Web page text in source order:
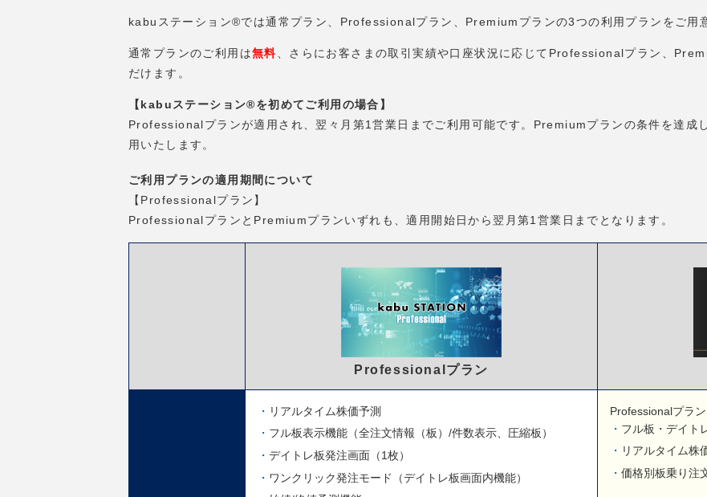
kabuステーション®では通常プラン、Professionalプラン、Premiumプランの3つの利用プランをご用
通常プランのご利用は無料 、さらにお客さまの取引実績や口座状況に応じてProfessionalプラン、
だけます。
【kabuステーション®を初めてご利用の場合】
Professionalプランが適用され、翌々月第1営業日までご利用可能です。Premiumプランの条件を達成
用いたします。
ご利用プランの適用期間について
【Professionalプラン】
ProfessionalプランとPremiumプランいずれも、適用開始日から翌月第1営業日までとなります。
Professionalプラン
リアルタイム株価予測
フル板表示機能（全注文情報（板）/件数表示、圧縮板）
デイトレ板発注画面（1枚）
ワンクリック発注モード（デイトレ板画面内機能）
Professionalプラ
フル板・デイト
リアルタイム株
価格別板乗り注